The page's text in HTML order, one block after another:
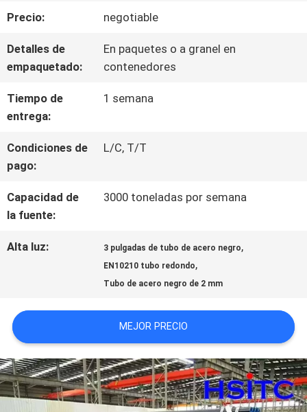
CONTROL
DE
CALIDAD
CONTACTA
NOSOTROS
SOLICITAR
UNA CITA
MAPA
Precio: negotiable
Detalles de
empaquetado:
En paquetes o a granel en
contenedores
Tiempo de
entrega:
1 semana
Condiciones de
pago:
L/C, T/T
Capacidad de
la fuente:
3000 toneladas por semana
Alta luz: 3 pulgadas de tubo de acero negro,
EN10210 tubo redondo,
Tubo de acero negro de 2 mm
MEJOR PRECIO